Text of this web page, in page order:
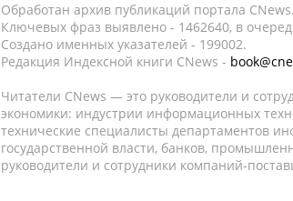
Обработан архив публикаций портала
Ключевых фраз выявлено - 1462640, в
Создано именных указателей - 199002.
Редакция Индексной книги CNews -
Читатели CNews — это руководители и
экономики: индустрии информационных
технические специалисты департаментов
государственной власти, банков,
руководители и сотрудники компаний-